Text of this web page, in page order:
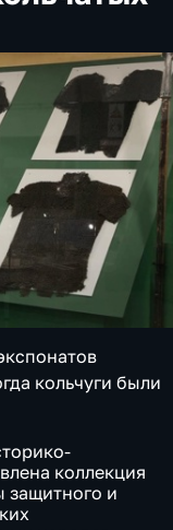
кольчуги были
коллекция
защитного и